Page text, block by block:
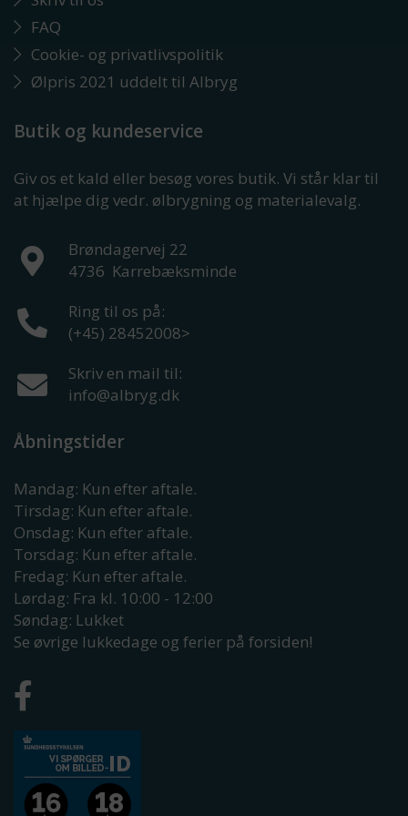
FAQ
Cookie- og privatlivspolitik
Ølpris 2021 uddelt til Albryg
Butik og kundeservice
Giv os et kald eller besøg vores butik. Vi står klar til
at hjælpe dig vedr. ølbrygning og materialevalg.
Brøndagervej 22
4736 Karrebæksminde
Ring til os på:
(+45) 28452008>
Skriv en mail til:
info@albryg.dk
Åbningstider
Mandag: Kun efter aftale.
Tirsdag: Kun efter aftale.
Onsdag: Kun efter aftale.
Torsdag: Kun efter aftale.
Fredag: Kun efter aftale.
Lørdag: Fra kl. 10:00 - 12:00
Søndag: Lukket
Se øvrige lukkedage og ferier på forsiden!